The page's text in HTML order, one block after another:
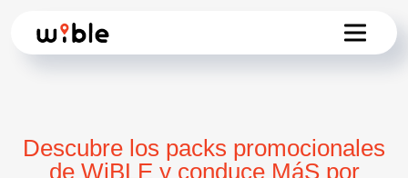
Descubre los packs promocionales
de WiBLE y conduce MáS por